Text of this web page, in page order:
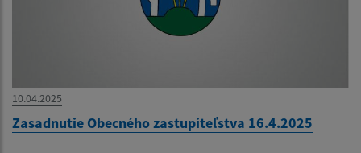
10.04.2025
Zasadnutie Obecného zastupiteľstva 16.4.2025